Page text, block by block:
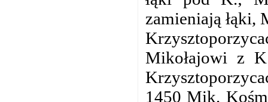
zamieniają łąki,
Mikołajowi z
1450 Mik.